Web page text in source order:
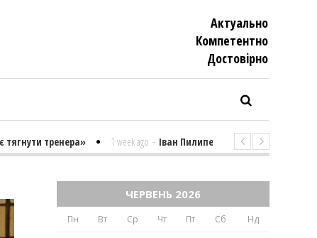
Актуально
Компетентно
Достовiрно
тренера» 1 week ago - Іван Пилипенко «Найважчими є суто
ЧЕРВЕНЬ 2026
Пн Вт Ср Чт Пт Сб Нд